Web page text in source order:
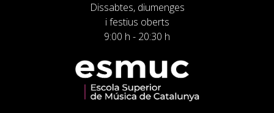
Dissabtes, diumenges
i festius oberts
9:00 h - 20:30 h